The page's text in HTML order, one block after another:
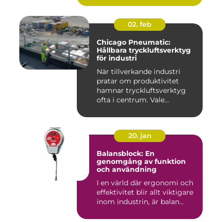
02. feb
Chicago Pneumatic:
Hållbara tryckluftsverktyg
för industri
När tillverkande industri
pratar om produktivitet
hamnar tryckluftsverktyg
ofta i centrum. Vale...
20. jan
Balansblock: En
genomgång av funktion
och användning
I en värld där ergonomi och
effektivitet blir allt viktigare
inom industrin, är balan...